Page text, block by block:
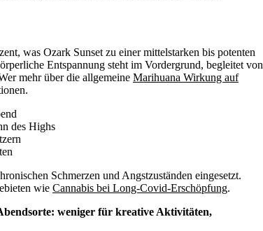
was Ozark Sunset zu einer mittelstarken bis potenten
Entspannung steht im Vordergrund, begleitet von
mehr über die allgemeine Marihuana Wirkung auf
des Highs
Schmerzen und Angstzuständen eingesetzt.
wie Cannabis bei Long-Covid-Erschöpfung.
weniger für kreative Aktivitäten,